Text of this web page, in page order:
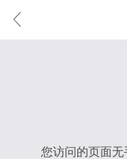
您访问的页面无